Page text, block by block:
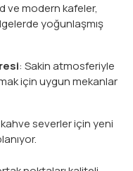
ve modern kafeler,
yoğunlaşmış
: Sakin atmosferiyle
için uygun mekanlar
severler için yeni